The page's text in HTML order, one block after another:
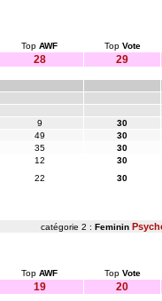
Top AWF Top Vote
28 29
9
30
49
30
35
30
12 30
22 30
catégorie 2 : Feminin
Top AWF Top Vote
19 20